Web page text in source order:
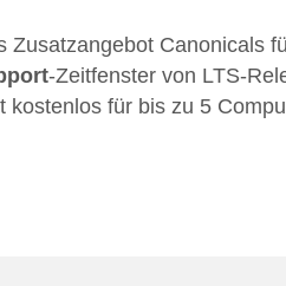
Zusatzangebot Canonicals
-Zeitfenster von LTS-
kostenlos für bis zu 5